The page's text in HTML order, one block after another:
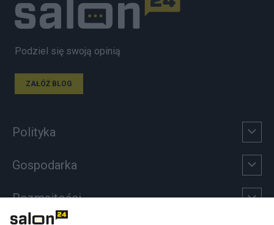
Podziel się swoją opinią
ZAŁÓŻ BLOG
Polityka
Gospodarka
Rozmaitości